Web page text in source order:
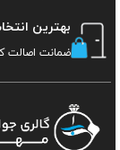
بهترین
ضمانت اصالت